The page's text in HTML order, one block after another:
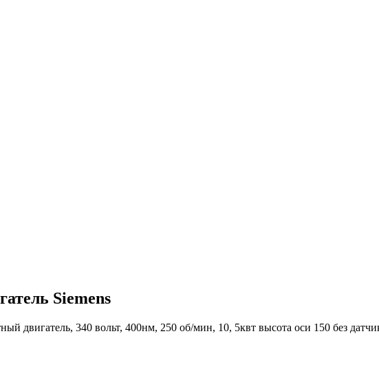
Siemens
двигатель, 340 вольт, 400нм, 250 об/мин, 10, 5квт высота оси 150 без